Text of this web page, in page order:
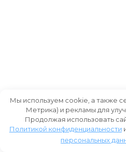
Мы используем cookie, а также
Метрика) и рекламы для
Продолжая использовать
Политикой конфиденциальности
персональных